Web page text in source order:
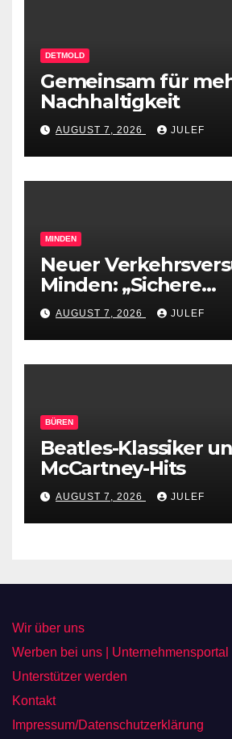
DETMOLD
Gemeinsam für
Nachhaltigkeit
AUGUST 7, 2026 JULEF
MINDEN
Neuer
Minden: „Sichere
Verkehrswege
AUGUST 7, 2026 JULEF
BÜREN
Beatles-Klassiker
McCartney-Hits
AUGUST 7, 2026 JULEF
Wir über uns
Werben bei uns | Unternehmensportal
Unterstützer werden
Kontakt
Impressum/Datenschutzerklärung